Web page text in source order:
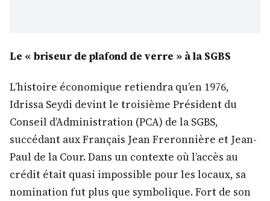
Le « briseur de plafond de verre » à la SGBS
L’histoire économique retiendra qu’en 1976,
Idrissa Seydi devint le troisième Président du
Conseil d’Administration (PCA) de la SGBS,
succédant aux Français Jean Freronnière et Jean-
Paul de la Cour. Dans un contexte où l’accès au
crédit était quasi impossible pour les locaux, sa
nomination fut plus que symbolique. Fort de son